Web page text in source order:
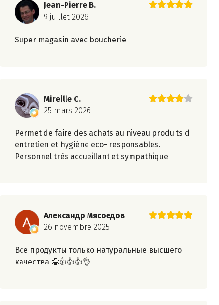
Jean-Pierre B.
9 juillet 2026
Super magasin avec boucherie
Mireille C.
25 mars 2026
Permet de faire des achats au niveau produits d
entretien et hygiène eco- responsables.
Personnel très accueillant et sympathique
Александр Мясоедов
26 novembre 2025
Все продукты только натуральные высшего
качества 🤪👍👍👍👌